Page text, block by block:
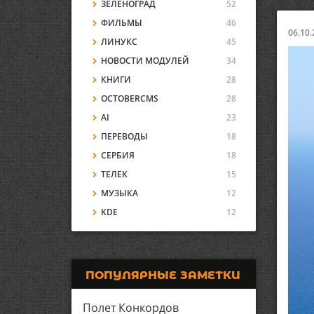
ЗЕЛЕНОГРАД
52
ФИЛЬМЫ
46
ЛИНУКС
45
НОВОСТИ МОДУЛЕЙ
34
КНИГИ
28
OCTOBERCMS
28
AI
23
ПЕРЕВОДЫ
18
СЕРБИЯ
18
ТЕЛЕК
15
МУЗЫКА
12
KDE
12
ПОПУЛЯРНЫЕ ЗАМЕТКИ
Полет Конкордов